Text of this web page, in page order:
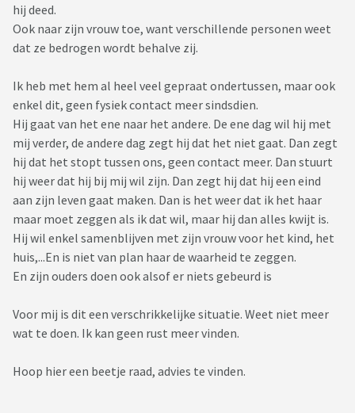
hij deed.
Ook naar zijn vrouw toe, want verschillende personen weet
dat ze bedrogen wordt behalve zij.
Ik heb met hem al heel veel gepraat ondertussen, maar ook
enkel dit, geen fysiek contact meer sindsdien.
Hij gaat van het ene naar het andere. De ene dag wil hij met
mij verder, de andere dag zegt hij dat het niet gaat. Dan zegt
hij dat het stopt tussen ons, geen contact meer. Dan stuurt
hij weer dat hij bij mij wil zijn. Dan zegt hij dat hij een eind
aan zijn leven gaat maken. Dan is het weer dat ik het haar
maar moet zeggen als ik dat wil, maar hij dan alles kwijt is.
Hij wil enkel samenblijven met zijn vrouw voor het kind, het
huis,...En is niet van plan haar de waarheid te zeggen.
En zijn ouders doen ook alsof er niets gebeurd is
Voor mij is dit een verschrikkelijke situatie. Weet niet meer
wat te doen. Ik kan geen rust meer vinden.
Hoop hier een beetje raad, advies te vinden.